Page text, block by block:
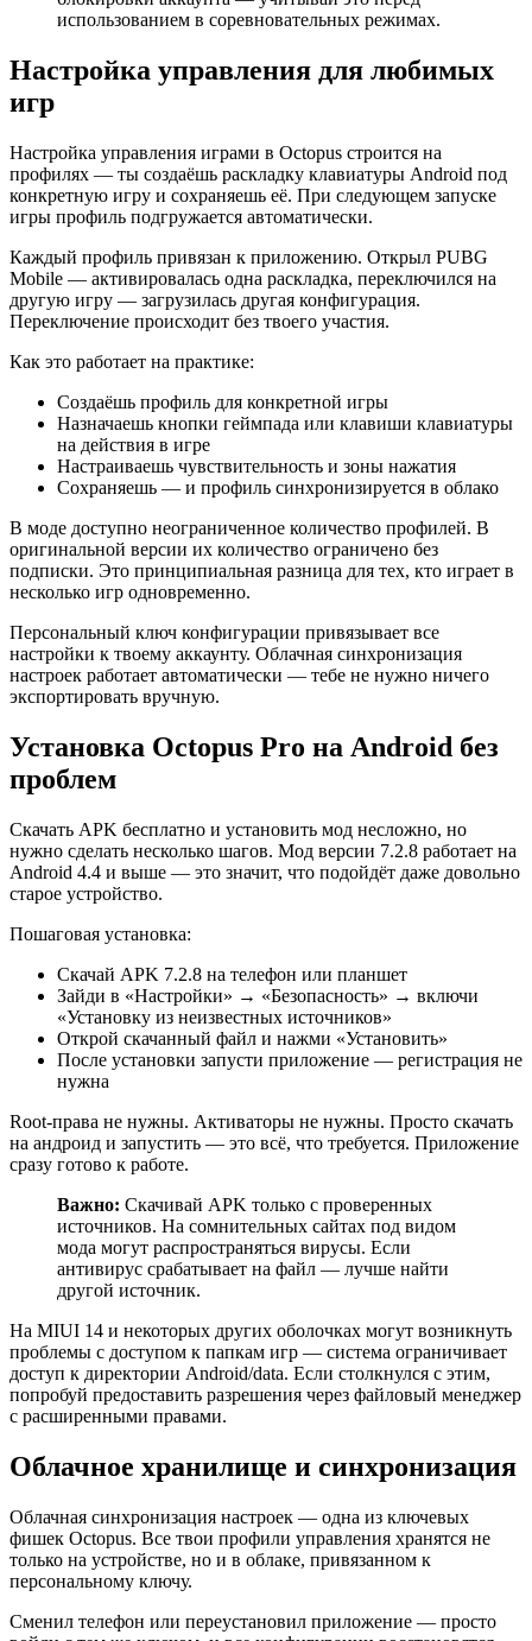
использованием в соревновательных режимах.
Настройка управления для любимых
игр
Настройка управления играми в Octopus строится на
профилях — ты создаёшь раскладку клавиатуры Android под
конкретную игру и сохраняешь её. При следующем запуске
игры профиль подгружается автоматически.
Каждый профиль привязан к приложению. Открыл PUBG
Mobile — активировалась одна раскладка, переключился на
другую игру — загрузилась другая конфигурация.
Переключение происходит без твоего участия.
Как это работает на практике:
Создаёшь профиль для конкретной игры
Назначаешь кнопки геймпада или клавиши клавиатуры
на действия в игре
Настраиваешь чувствительность и зоны нажатия
Сохраняешь — и профиль синхронизируется в облако
В моде доступно неограниченное количество профилей. В
оригинальной версии их количество ограничено без
подписки. Это принципиальная разница для тех, кто играет в
несколько игр одновременно.
Персональный ключ конфигурации привязывает все
настройки к твоему аккаунту. Облачная синхронизация
настроек работает автоматически — тебе не нужно ничего
экспортировать вручную.
Установка Octopus Pro на Android без
проблем
Скачать APK бесплатно и установить мод несложно, но
нужно сделать несколько шагов. Мод версии 7.2.8 работает на
Android 4.4 и выше — это значит, что подойдёт даже довольно
старое устройство.
Пошаговая установка:
Скачай APK 7.2.8 на телефон или планшет
Зайди в «Настройки» → «Безопасность» → включи
«Установку из неизвестных источников»
Открой скачанный файл и нажми «Установить»
После установки запусти приложение — регистрация не
нужна
Root-права не нужны. Активаторы не нужны. Просто скачать
на андроид и запустить — это всё, что требуется. Приложение
сразу готово к работе.
Важно: Скачивай APK только с проверенных
источников. На сомнительных сайтах под видом
мода могут распространяться вирусы. Если
антивирус срабатывает на файл — лучше найти
другой источник.
На MIUI 14 и некоторых других оболочках могут возникнуть
проблемы с доступом к папкам игр — система ограничивает
доступ к директории Android/data. Если столкнулся с этим,
попробуй предоставить разрешения через файловый менеджер
с расширенными правами.
Облачное хранилище и синхронизация
Облачная синхронизация настроек — одна из ключевых
фишек Octopus. Все твои профили управления хранятся не
только на устройстве, но и в облаке, привязанном к
персональному ключу.
Сменил телефон или переустановил приложение — просто